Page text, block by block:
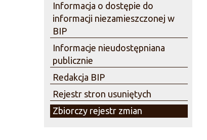
Informacja o dostępie do
informacji niezamieszczonej w
BIP
Informacje nieudostępniana
publicznie
Redakcja BIP
Rejestr stron usuniętych
Zbiorczy rejestr zmian